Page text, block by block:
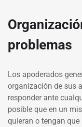
problemas
Los apoderados
organización de sus
responder ante
posible que en un
quieran o tengan